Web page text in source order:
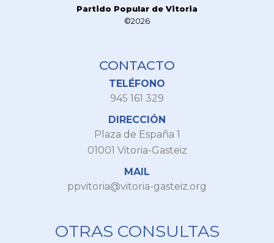
Partido Popular de Vitoria
©2026
CONTACTO
TELÉFONO
945 161 329
DIRECCIÓN
Plaza de España 1
01001 Vitoria-Gasteiz
MAIL
ppvitoria@vitoria-gasteiz.org
OTRAS CONSULTAS